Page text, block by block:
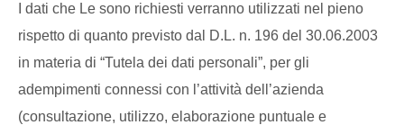
I dati che Le sono richiesti verranno utilizzati nel pieno
rispetto di quanto previsto dal D.L. n. 196 del 30.06.2003
in materia di “Tutela dei dati personali”, per gli
adempimenti connessi con l’attività dell’azienda
(consultazione, utilizzo, elaborazione puntuale e